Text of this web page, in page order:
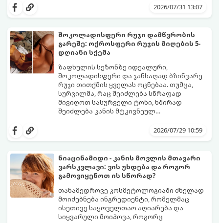
იღლიებში უსიამოვნო სუნი გაჩნდა,
სუნი არ აქვს. სუნს აჩენენ ბაქტერიები,
შესაბამისად, ჩვენი მიზანია ამ
ბაქტერიების განადგურება და კანის
გამოშრობა.
აი, 5 ყველაზე ეფექტური,
აპრობირებული და ნაცადი ხერხი,
რომლებიც ნებისმიერ ოფისში, კაფესა
თუ საზოგადოებრივ ტუალეტში, სულ
რაღაც 2 წუთში გადაგარჩენთ:
2026/07/31 13:07
შოკოლადისფერი რუჯი დამწვრობის
გარეშე: ოქროსფერი რუჯის მიღების 5-
დღიანი სქემა
ზაფხულის სეზონზე იდეალური,
შოკოლადისფერი და ჯანსაღად ბზინვარე
რუჯი თითქმის ყველას ოცნებაა. თუმცა,
სურვილმა, რაც შეიძლება სწრაფად
მივიღოთ სასურველი ტონი, ხშირად
შეიძლება კანის მტკივნეულ
გამოიმუშაოს მელანინი - პიგმენტი,
5-დღიანი სქემა დაგეხმარებათ, მიიღოთ
ღრმა, თანაბარი და ხანგრძლივი რუჯი
კანის ჯანმრთელობის დაზიანების გარეშე.
2026/07/29 10:59
ნიაცინამიდი - კანის მოვლის მთავარი
ვარსკვლავი: ვის უხდება და როგორ
გამოვიყენოთ ის სწორად?
თანამედროვე კოსმეტოლოგიაში ძნელად
მოიძებნება ინგრედიენტი, რომელმაც
ისეთივე საყოველთაო აღიარება და
სიყვარული მოიპოვა, როგორც